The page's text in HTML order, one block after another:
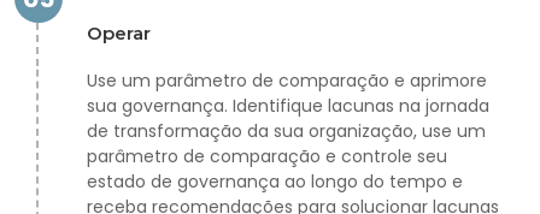
Operar
Use um parâmetro de comparação e aprimore
sua governança. Identifique lacunas na jornada
de transformação da sua organização, use um
parâmetro de comparação e controle seu
estado de governança ao longo do tempo e
receba recomendações para solucionar lacunas